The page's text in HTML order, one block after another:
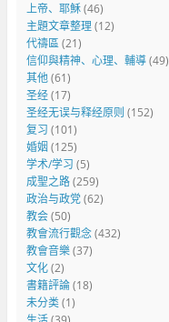
上帝、耶穌(46)
主題文章整理(12)
代禱區(21)
信仰與精神、心理、輔導(49)
其他(61)
圣经(17)
圣经无误与释经原则 (152)
复习 (101)
婚姻 (125)
学术/学习 (5)
成聖之路(259)
政治与政党(62)
教会(50)
教會流行觀念(432)
教會音樂(37)
文化(2)
書籍評論(18)
未分类(1)